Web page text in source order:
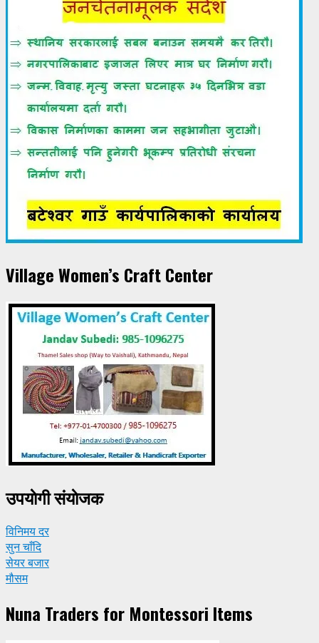
Village Women’s Craft Center
उपयाेगी संयाेजक
विनिमय दर
सुन चाँदि
सेयर बजार
मौसम
Nuna Traders for Montessori Items